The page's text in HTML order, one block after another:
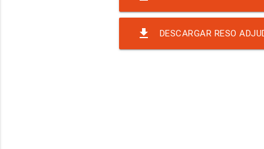
file_download DESCARGAR RESO